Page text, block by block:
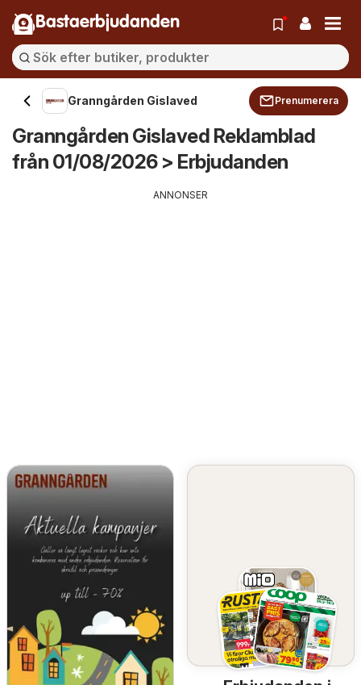
Bastaerbjudanden
Granngården Gislaved Prenumerera
Granngården Gislaved Reklamblad
från 01/08/2026 > Erbjudanden
ANNONSER